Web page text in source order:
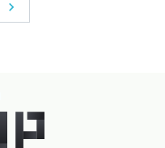
Suivant
